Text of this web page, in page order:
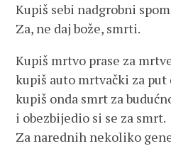
Kupiš sebi nadgrobni
Za, ne daj bože, smrti.
Kupiš mrtvo prase za
kupiš auto mrtvački za put
kupiš onda smrt za
i obezbijedio si se za smrt.
Za narednih nekoliko